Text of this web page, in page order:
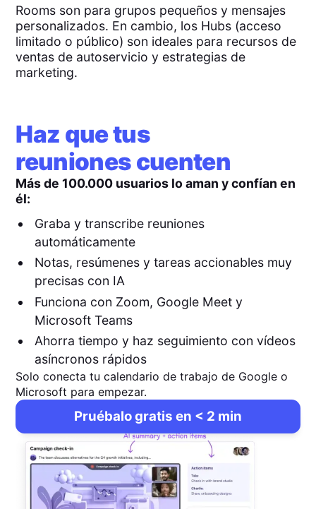
Rooms son para grupos pequeños y mensajes
personalizados. En cambio, los Hubs (acceso
limitado o público) son ideales para recursos de
ventas de autoservicio y estrategias de
marketing.
Haz que tus
reuniones cuenten
Más de 100.000 usuarios lo aman y confían en
él:
Graba y transcribe reuniones
automáticamente
Notas, resúmenes y tareas accionables muy
precisas con IA
Funciona con Zoom, Google Meet y
Microsoft Teams
Ahorra tiempo y haz seguimiento con vídeos
asíncronos rápidos
Solo conecta tu calendario de trabajo de Google o
Microsoft para empezar.
Pruébalo gratis en < 2 min